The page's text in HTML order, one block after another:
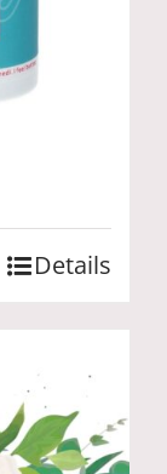
Details